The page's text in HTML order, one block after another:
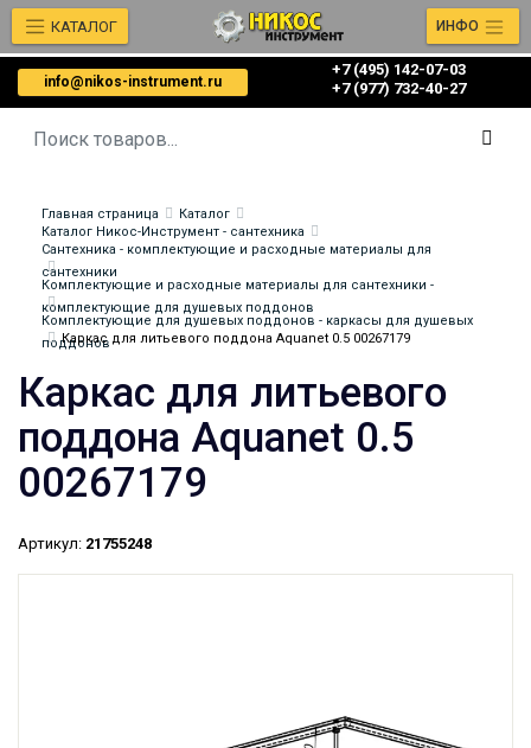
info@nikos-instrument.ru
+7 (495) 142-07-03
‎‎+7 (977) 732-40-27
КАТАЛОГ ИНФО
Главная страница
Каталог
Каталог Никос-Инструмент - сантехника
Сантехника - комплектующие и расходные материалы для
сантехники
Комплектующие и расходные материалы для сантехники -
комплектующие для душевых поддонов
Комплектующие для душевых поддонов - каркасы для душевых
поддонов
Каркас для литьевого поддона Aquanet 0.5 00267179
Каркас для литьевого
поддона Aquanet 0.5
00267179
Артикул: 21755248